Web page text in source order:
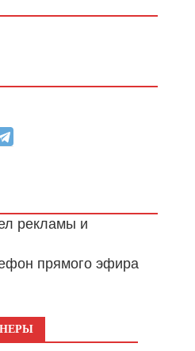
рекламы и
прямого эфира